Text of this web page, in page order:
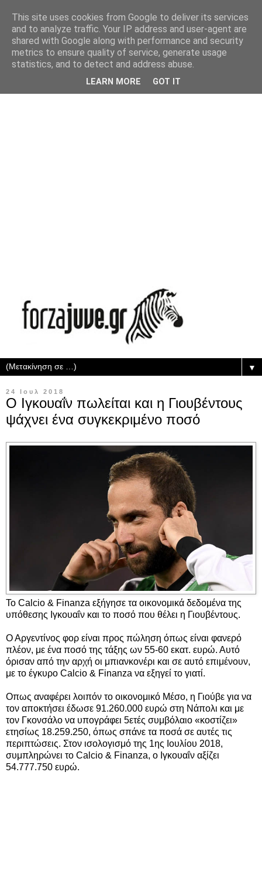
▼
24 Ιουλ 2018
Ο Ιγκουαΐν πωλείται και η Γιουβέντους
ψάχνει ένα συγκεκριμένο ποσό
Το Calcio & Finanza εξήγησε τα οικονομικά δεδομένα της
υπόθεσης Ιγκουαΐν και το ποσό που θέλει η Γιουβέντους.
Ο Αργεντίνος φορ είναι προς πώληση όπως είναι φανερό
πλέον, με ένα ποσό της τάξης ων 55-60 εκατ. ευρώ. Αυτό
όρισαν από την αρχή οι μπιανκονέρι και σε αυτό επιμένουν,
με το έγκυρο Calcio & Finanza να εξηγεί το γιατί.
Οπως αναφέρει λοιπόν το οικονομικό Μέσο, η Γιούβε για να
τον αποκτήσει έδωσε 91.260.000 ευρώ στη Νάπολι και με
τον Γκονσάλο να υπογράφει 5ετές συμβόλαιο «κοστίζει»
ετησίως 18.259.250, όπως σπάνε τα ποσά σε αυτές τις
περιπτώσεις. Στον ισολογισμό της 1ης Ιουλίου 2018,
συμπληρώνει το Calcio & Finanza, ο Ιγκουαΐν αξίζει
54.777.750 ευρώ.
This site uses cookies from Google to deliver its services
and to analyze traffic. Your IP address and user-agent are
shared with Google along with performance and security
metrics to ensure quality of service, generate usage
statistics, and to detect and address abuse.
LEARN MORE GOT IT